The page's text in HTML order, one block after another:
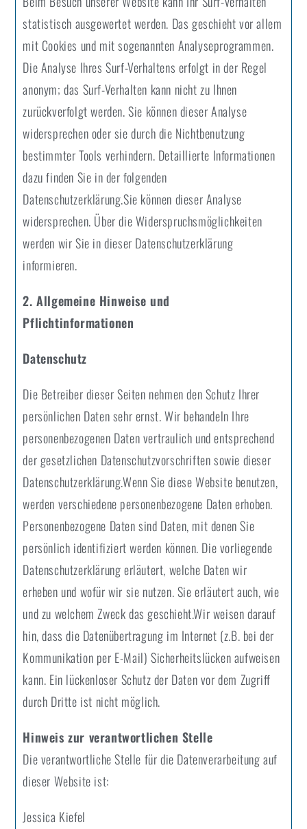
statistisch ausgewertet werden. Das geschieht vor allem
mit Cookies und mit sogenannten Analyseprogrammen.
Die Analyse Ihres Surf-Verhaltens erfolgt in der Regel
anonym; das Surf-Verhalten kann nicht zu Ihnen
zurückverfolgt werden. Sie können dieser Analyse
widersprechen oder sie durch die Nichtbenutzung
bestimmter Tools verhindern. Detaillierte Informationen
dazu finden Sie in der folgenden
Datenschutzerklärung.Sie können dieser Analyse
widersprechen. Über die Widerspruchsmöglichkeiten
werden wir Sie in dieser Datenschutzerklärung
informieren.
2. Allgemeine Hinweise und
Pflichtinformationen
Datenschutz
Die Betreiber dieser Seiten nehmen den Schutz Ihrer
persönlichen Daten sehr ernst. Wir behandeln Ihre
personenbezogenen Daten vertraulich und entsprechend
der gesetzlichen Datenschutzvorschriften sowie dieser
Datenschutzerklärung.Wenn Sie diese Website benutzen,
werden verschiedene personenbezogene Daten erhoben.
Personenbezogene Daten sind Daten, mit denen Sie
persönlich identifiziert werden können. Die vorliegende
Datenschutzerklärung erläutert, welche Daten wir
erheben und wofür wir sie nutzen. Sie erläutert auch, wie
und zu welchem Zweck das geschieht.Wir weisen darauf
hin, dass die Datenübertragung im Internet (z.B. bei der
Kommunikation per E-Mail) Sicherheitslücken aufweisen
kann. Ein lückenloser Schutz der Daten vor dem Zugriff
durch Dritte ist nicht möglich.
Hinweis zur verantwortlichen Stelle
Die verantwortliche Stelle für die Datenverarbeitung auf
dieser Website ist:
Jessica Kiefel